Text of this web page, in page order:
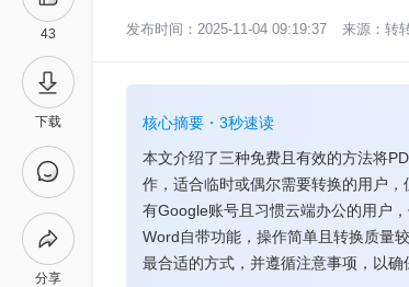
43
下载
分享
发布时间：2025-11-04 09:19:37 来源： 转
核心摘要・3秒速读
本文介绍了三种免费且有效的方法将
作，适合临时或偶尔需要转换的用户
有Google账号且习惯云端办公的用户
Word自带功能，操作简单且转换质量
最合适的方式，并遵循注意事项，以确